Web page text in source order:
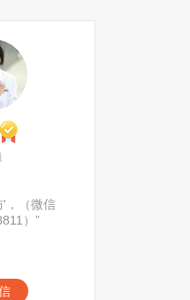
'，（微信
）”